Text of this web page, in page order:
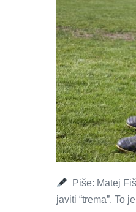
Piše: Matej
javiti “trema”. To